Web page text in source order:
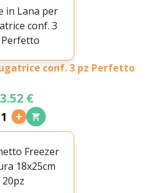
conf. 3 pz Perfetto
€
1